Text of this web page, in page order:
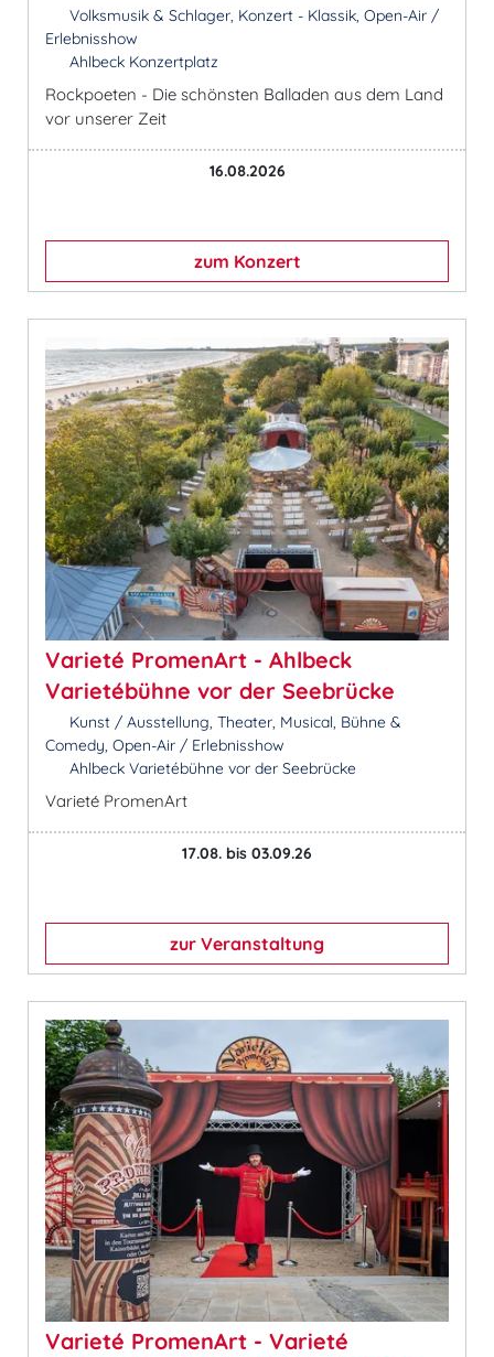
Volksmusik & Schlager, Konzert - Klassik, Open-Air /
Erlebnisshow
Ahlbeck Konzertplatz
Rockpoeten - Die schönsten Balladen aus dem Land
vor unserer Zeit
16.08.2026
zum Konzert
Varieté PromenArt - Ahlbeck
Varietébühne vor der Seebrücke
Kunst / Ausstellung, Theater, Musical, Bühne &
Comedy, Open-Air / Erlebnisshow
Ahlbeck Varietébühne vor der Seebrücke
Varieté PromenArt
17.08. bis 03.09.26
zur Veranstaltung
Varieté PromenArt - Varieté